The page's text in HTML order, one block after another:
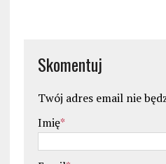
Skomentuj
Twój adres email nie
Imię*